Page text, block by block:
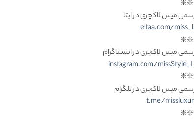
میس لاکچری در ایتا
eitaa.com/
میس لاکچری در اینستاگرام
instagram.com/
میس لاکچری در تلگرام
t.me/